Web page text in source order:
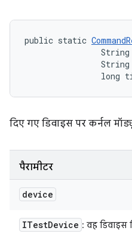
public static
String
long
दिए गए डिवाइस पर कर्नल
पैरामीटर
device
ITestDevice : वह डिवाइस